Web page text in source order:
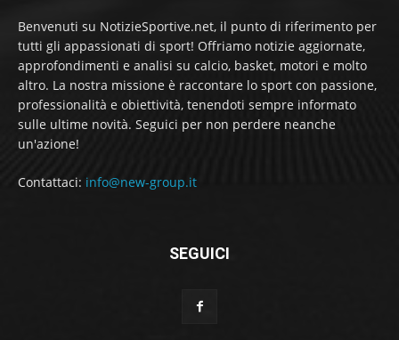
Benvenuti su NotizieSportive.net, il punto di riferimento per
tutti gli appassionati di sport! Offriamo notizie aggiornate,
approfondimenti e analisi su calcio, basket, motori e molto
altro. La nostra missione è raccontare lo sport con passione,
professionalità e obiettività, tenendoti sempre informato
sulle ultime novità. Seguici per non perdere neanche
un'azione!
Contattaci: info@new-group.it
SEGUICI